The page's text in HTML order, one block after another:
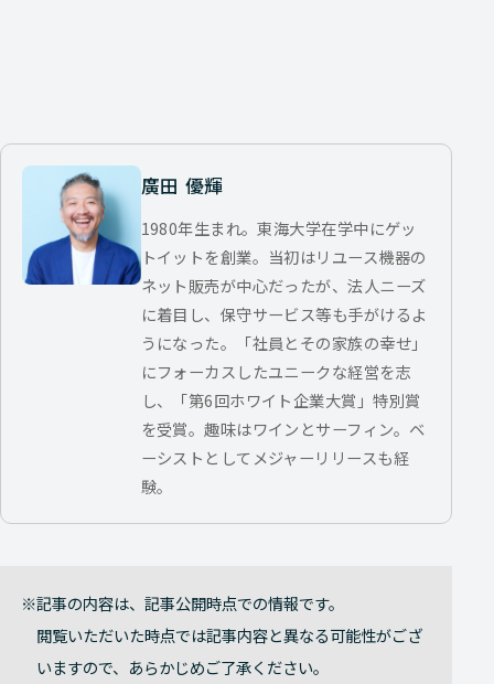
廣田 優輝
1980年生まれ。東海大学在学中にゲッ
トイットを創業。当初はリユース機器の
ネット販売が中心だったが、法人ニーズ
に着目し、保守サービス等も手がけるよ
うになった。「社員とその家族の幸せ」
にフォーカスしたユニークな経営を志
し、「第6回ホワイト企業大賞」特別賞
を受賞。趣味はワインとサーフィン。ベ
ーシストとしてメジャーリリースも経
験。
記事の内容は、記事公開時点での情報です。
閲覧いただいた時点では記事内容と異なる可能性がござ
いますので、あらかじめご了承ください。